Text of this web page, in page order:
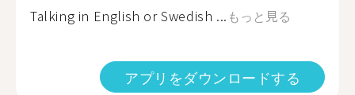
Talking in English or Swedish ... もっと見る
アプリをダウンロードする